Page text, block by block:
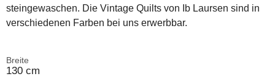
steingewaschen. Die Vintage Quilts von Ib Laursen sind in
verschiedenen Farben bei uns erwerbbar.
Breite
130 cm